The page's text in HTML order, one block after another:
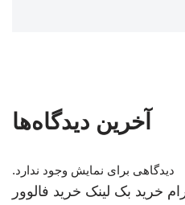
آخرین دیدگاه‌ها
دیدگاهی برای نمایش وجود ندارد.
خرید بک لینک خرید فالوور